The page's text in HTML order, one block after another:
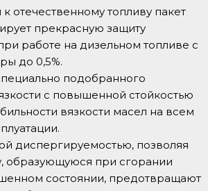
отечественному топливу пакет
прекрасную защиту
работе на дизельном топливе с
до 0,5%.
подобранного
с повышенной стойкостью
вязкости масел на всем
диспергируемостью, позволяя
образующуюся при сгорании
состоянии, предотвращают